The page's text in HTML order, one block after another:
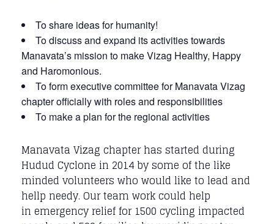
To share ideas for humanity!
To discuss and expand its activities towards
Manavata’s mission to make Vizag Healthy, Happy
and Haromonious.
To form executive committee for Manavata Vizag
chapter officially with roles and responsibilities
To make a plan for the regional activities
Manavata Vizag chapter has started during
Hudud Cyclone in 2014 by some of the like
minded volunteers who would like to lead and
hellp needy. Our team work could help
in emergency relief for 1500 cycling impacted